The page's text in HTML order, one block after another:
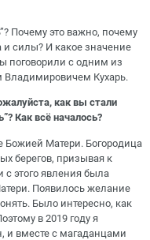
Почему это важно, почему
и силы? И какое значение
поговорили с одним из
Владимировичем Кухарь.
как вы стали
Как всё началось?
Божией Матери. Богородица
берегов, призывая к
этого явления была
Появилось желание
Было интересно, как
в 2019 году я
и вместе с магаданцами